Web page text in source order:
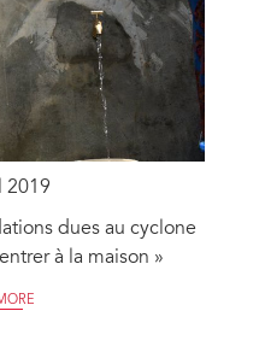
2019
dues au cyclone
à la maison »